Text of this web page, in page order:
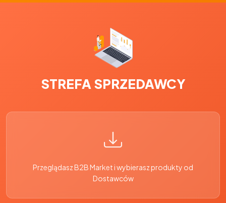
STREFA SPRZEDAWCY
Przeglądasz B2B Market i wybierasz produkty od
Dostawców